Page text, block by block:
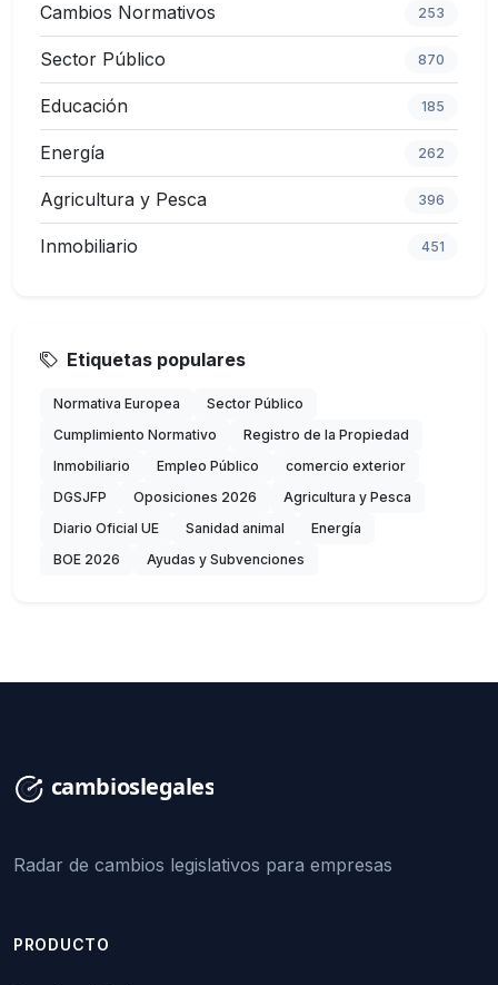
Cambios Normativos 253
Sector Público 870
Educación 185
Energía 262
Agricultura y Pesca 396
Inmobiliario 451
Etiquetas populares
Normativa Europea
Sector Público
Cumplimiento Normativo
Registro de la Propiedad
Inmobiliario
Empleo Público
comercio exterior
DGSJFP
Oposiciones 2026
Agricultura y Pesca
Diario Oficial UE
Sanidad animal
Energía
BOE 2026
Ayudas y Subvenciones
Radar de cambios legislativos para empresas
PRODUCTO